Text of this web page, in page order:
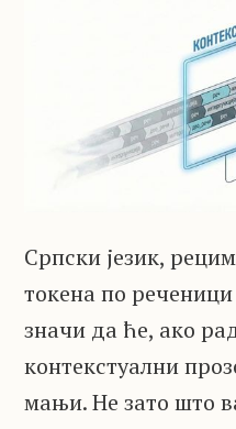
Српски језик,
токена по
значи да ће, ако
контекстуални
мањи. Не зато што